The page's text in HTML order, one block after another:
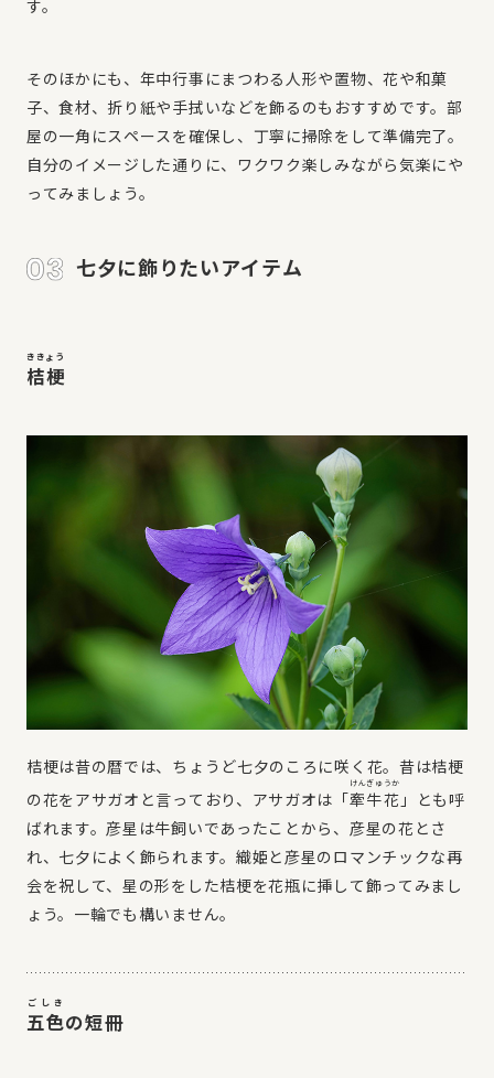
す。
そのほかにも、年中行事にまつわる人形や置物、花や和菓
子、食材、折り紙や手拭いなどを飾るのもおすすめです。部
屋の一角にスペースを確保し、丁寧に掃除をして準備完了。
自分のイメージした通りに、ワクワク楽しみながら気楽にや
ってみましょう。
七夕に飾りたいアイテム
桔梗
ききょう
桔梗は昔の暦では、ちょうど七夕のころに咲く花。昔は桔梗
の花をアサガオと言っており、アサガオは「牽牛花
けんぎゅうか
」とも呼
ばれます。彦星は牛飼いであったことから、彦星の花とさ
れ、七夕によく飾られます。織姫と彦星のロマンチックな再
会を祝して、星の形をした桔梗を花瓶に挿して飾ってみまし
ょう。一輪でも構いません。
五色
ごしき
の短冊